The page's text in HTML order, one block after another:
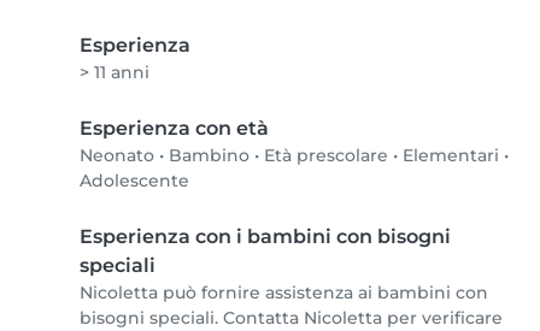
Esperienza
> 11 anni
Esperienza con età
Neonato • Bambino • Età prescolare • Elementari •
Adolescente
Esperienza con i bambini con bisogni
speciali
Nicoletta può fornire assistenza ai bambini con
bisogni speciali. Contatta Nicoletta per verificare